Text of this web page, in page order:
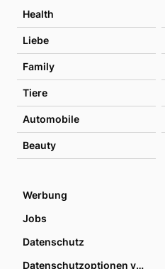
Health
Liebe
Family
Tiere
Automobile
Beauty
Werbung
Jobs
Datenschutz
Datenschutzoptionen verwalten